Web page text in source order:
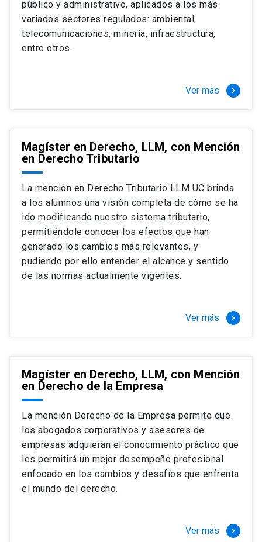
Si optas por la modalidad Full Time:
El LLM UC Full Time es una versión del programa
destinado principalmente a extranjeros, que permite
necesidades y expectativas profesionales, eligiendo
completamente al programa o compatibilizarás un
estudio intenso y exigente, con una muy baja carga
laboral, de marzo a noviembre, para dedicarte
completamente a la actividad de graduación de
diciembre a marzo.
2 cursos mínimos (10 créditos) Primer
semestre
+ 5 cursos a elección (50 créditos) Primer
semestre
+ 4 cursos a elección (40 créditos)
tres meses a tiempo completo (20
Juan Ignacio Piña Rochefort
Director Magíster en Derecho, LLM UC
público y administrativo, aplicados a los más
variados sectores regulados: ambiental,
telecomunicaciones, minería, infraestructura,
entre otros.
Ver más keyboard_arrow_right
Magíster en Derecho, LLM, con Mención
en Derecho Tributario
La mención en Derecho Tributario LLM UC brinda
a los alumnos una visión completa de cómo se ha
ido modificando nuestro sistema tributario,
permitiéndole conocer los efectos que han
generado los cambios más relevantes, y
pudiendo por ello entender el alcance y sentido
de las normas actualmente vigentes.
Ver más keyboard_arrow_right
Magíster en Derecho, LLM, con Mención
en Derecho de la Empresa
La mención Derecho de la Empresa permite que
los abogados corporativos y asesores de
empresas adquieran el conocimiento práctico que
les permitirá un mejor desempeño profesional
enfocado en los cambios y desafíos que enfrenta
el mundo del derecho.
Ver más keyboard_arrow_right